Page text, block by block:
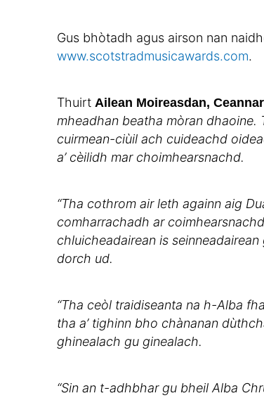
Gus bhòtadh agus airson nan
www.scotstradmusicawards.com.
Thuirt Ailean Moireasdan,
mheadhan beatha mòran
cuirmean-ciùil ach cuideachd
a’ cèilidh mar choimhearsnachd.
“Tha cothrom air leth againn aig
comharrachadh ar
chluicheadairean is
dorch ud.
“Tha ceòl traidiseanta na h-Alba
tha a’ tighinn bho chànanan
ghinealach gu ginealach.
“Sin an t-adhbhar gu bheil Alba